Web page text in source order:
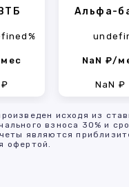
₽
Альфа-
NaN ₽/
NaN ₽
исходя из
взноса 30% и
являются
офертой.